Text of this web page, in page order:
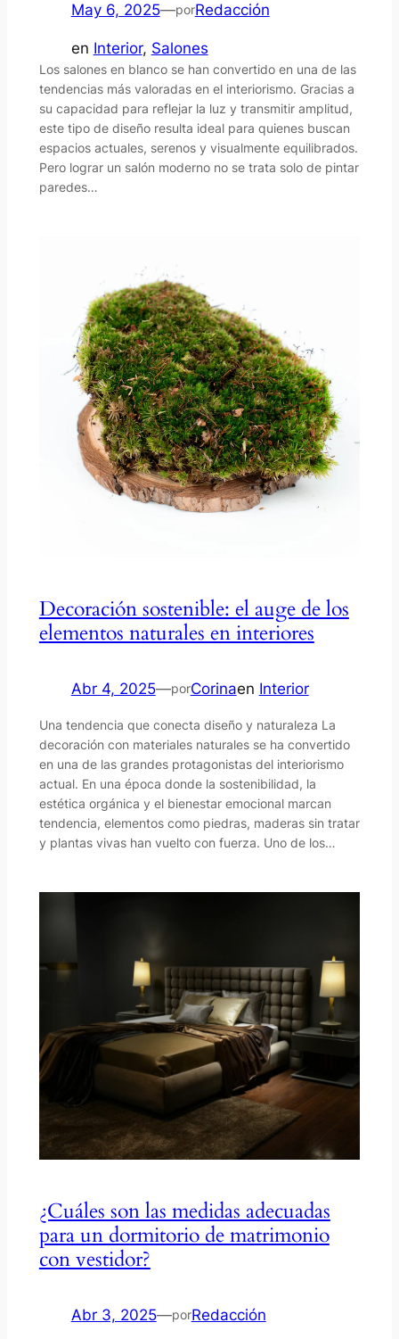
May 6, 2025—porRedacción
en Interior, Salones
Los salones en blanco se han convertido en una de las
tendencias más valoradas en el interiorismo. Gracias a
su capacidad para reflejar la luz y transmitir amplitud,
este tipo de diseño resulta ideal para quienes buscan
espacios actuales, serenos y visualmente equilibrados.
Pero lograr un salón moderno no se trata solo de pintar
paredes…
Decoración sostenible: el auge de los
elementos naturales en interiores
Abr 4, 2025—porCorinaen Interior
Una tendencia que conecta diseño y naturaleza La
decoración con materiales naturales se ha convertido
en una de las grandes protagonistas del interiorismo
actual. En una época donde la sostenibilidad, la
estética orgánica y el bienestar emocional marcan
tendencia, elementos como piedras, maderas sin tratar
y plantas vivas han vuelto con fuerza. Uno de los…
¿Cuáles son las medidas adecuadas
para un dormitorio de matrimonio
con vestidor?
Abr 3, 2025—porRedacción